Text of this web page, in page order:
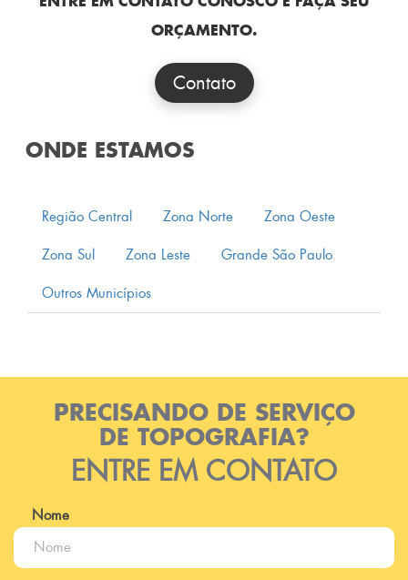
ORÇAMENTO.
Contato
ONDE ESTAMOS
Região Central Zona Norte Zona Oeste
Zona Sul Zona Leste Grande São Paulo
Outros Municípios
PRECISANDO DE SERVIÇO
DE TOPOGRAFIA?
ENTRE EM CONTATO
Nome